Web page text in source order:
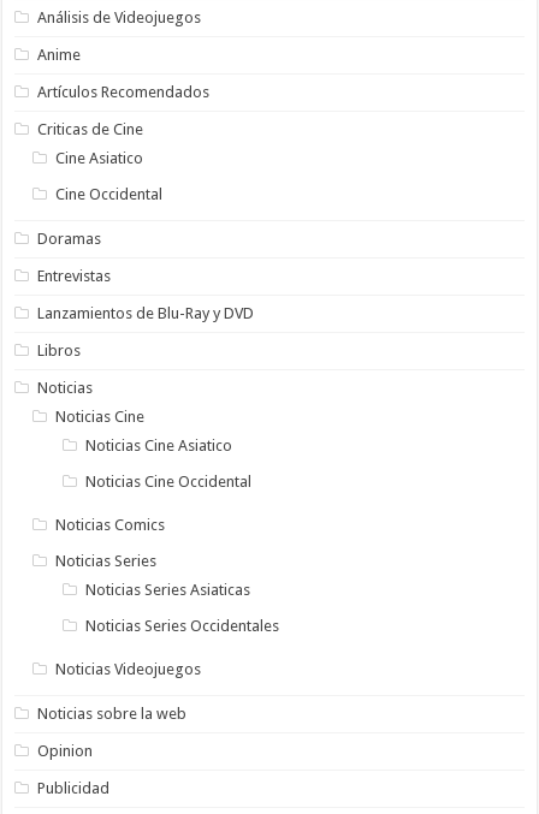
Análisis de Videojuegos
Anime
Artículos Recomendados
Criticas de Cine
Cine Asiatico
Cine Occidental
Doramas
Entrevistas
Lanzamientos de Blu-Ray y DVD
Libros
Noticias
Noticias Cine
Noticias Cine Asiatico
Noticias Cine Occidental
Noticias Comics
Noticias Series
Noticias Series Asiaticas
Noticias Series Occidentales
Noticias Videojuegos
Noticias sobre la web
Opinion
Publicidad